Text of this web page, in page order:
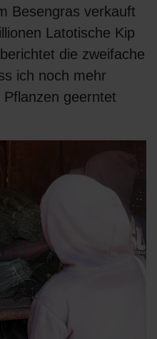
Besengras verkauft
Latotische Kip
die zweifache
ich noch mehr
geerntet